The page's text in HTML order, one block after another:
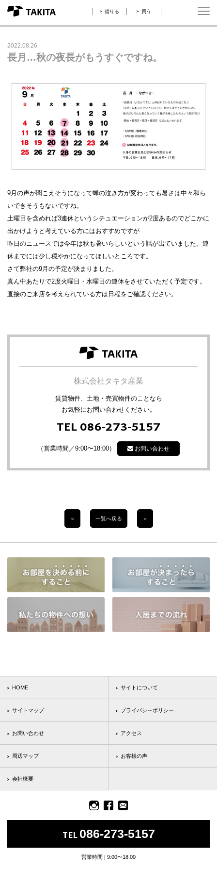
借りる 買う
2022.08.26
長月…秋の夜長がもうすぐですね。
9月の声が聞こえそうになって蝉の泣き方が変わっても暑さは中々和ら
いできそうもないですね。
土曜日を含めれば3連休というシチュエーションが2度あるのでどこかに
出かけようと考えている方にはおすすめですが
昨日のニュースでは今年は秋も暑いらしいという話が出ていました。連
休までには少し穏やかになってほしいところです。
さて弊社の9月の予定が決まりました。
真ん中あたりで2度火曜日・水曜日の連休をさせていただく予定です。
直接のご来店を考えられている方は日程をご確認ください。
株式会社タキタ産業
賃貸物件、土地・売買物件のことなら
お気軽にお問い合わせください。
TEL 086-273-5157
（営業時間／9:00〜18:00） お問い合わせ
＜ 一覧へ戻る ＞
HOME サイトについて
サイトマップ プライバシーポリシー
お問い合わせ アクセス
周辺マップ お客様の声
会社概要
TEL086-273-5157
営業時間 | 9:00〜18:00